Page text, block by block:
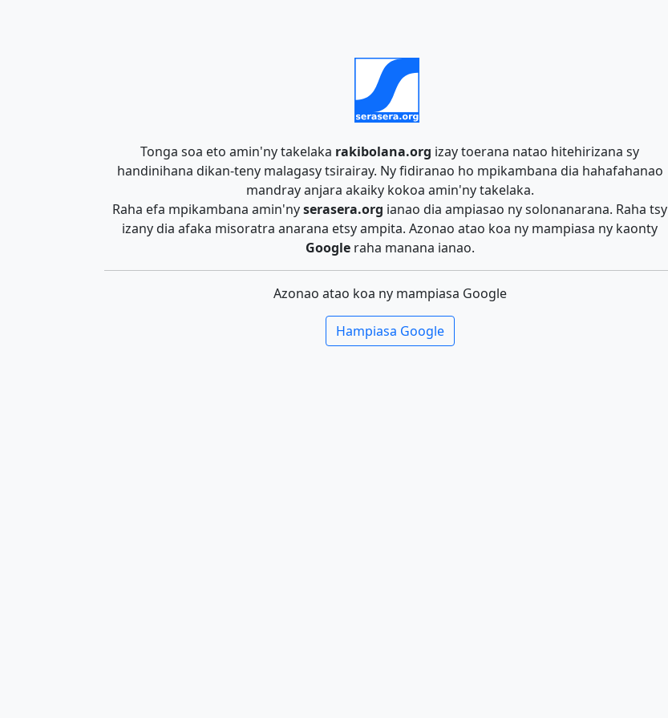
Tonga soa eto amin'ny takelaka rakibolana.org izay toerana natao hitehirizana sy
handinihana dikan-teny malagasy tsirairay. Ny fidiranao ho mpikambana dia hahafahanao
mandray anjara akaiky kokoa amin'ny takelaka.
Raha efa mpikambana amin'nyserasera.org ianao dia ampiasao ny solonanarana. Raha tsy
izany dia afaka misoratra anarana etsy ampita. Azonao atao koa ny mampiasa ny kaonty
Googleraha manana ianao.
Azonao atao koa ny mampiasa Google
Hampiasa Google